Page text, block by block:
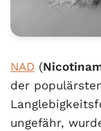
NAD (
der
ungefähr,